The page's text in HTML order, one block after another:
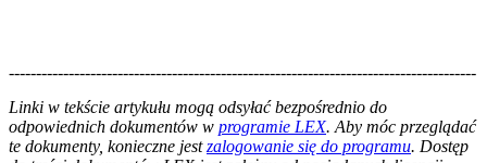
--------------------------------------------------------------------------------------
Linki w tekście artykułu mogą odsyłać bezpośrednio do
odpowiednich dokumentów w programie LEX. Aby móc przeglądać
te dokumenty, konieczne jestzalogowanie się do programu. Dostęp